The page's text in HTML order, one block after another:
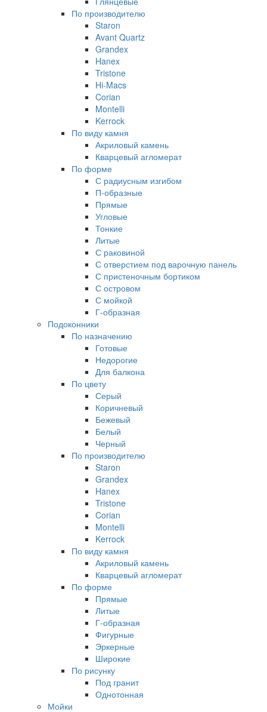
По производителю
Staron
Avant Quartz
Grandex
Hanex
Tristone
Hi-Macs
Corian
Montelli
Kerrock
По виду камня
Акриловый камень
Кварцевый агломерат
По форме
С радиусным изгибом
П-образные
Прямые
Угловые
Тонкие
Литые
С раковиной
С отверстием под варочную панель
С пристеночным бортиком
С островом
С мойкой
Г-образная
Подоконники
По назначению
Готовые
Недорогие
Для балкона
По цвету
Серый
Коричневый
Бежевый
Белый
Черный
По производителю
Staron
Grandex
Hanex
Tristone
Corian
Montelli
Kerrock
По виду камня
Акриловый камень
Кварцевый агломерат
По форме
Прямые
Литые
Г-образная
Фигурные
Эркерные
Широкие
По рисунку
Под гранит
Однотонная
Мойки